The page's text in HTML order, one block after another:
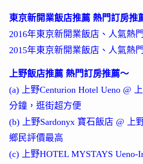
東京新開業飯店推薦 熱門訂房推
2016年東京新開業飯店、人氣熱
2015年東京新開業飯店、人氣熱
上野飯店推薦 熱門訂房推薦～
(a) 上野Centurion Hotel Ueno @
分鐘，逛街超方便
(b) 上野Sardonyx 寶石飯店 @ 上
鄉民評價最高
(c) 上野HOTEL MYSTAYS Ueno-